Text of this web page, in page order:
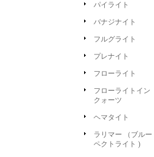
パイライト
バナジナイト
フルグライト
プレナイト
フローライト
フローライトイン
クォーツ
ヘマタイト
ラリマー （ブルー
ペクトライト )